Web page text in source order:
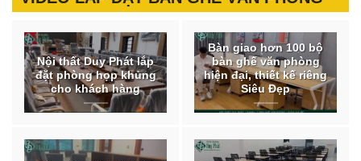
Nội thất Duy Phát lắp
đặt phòng họp khủng
cho khách hàng
Bàn giao hơn 100 bộ
bàn ghế văn phòng
hiện đại, thiết kế riêng
Siêu Đẹp